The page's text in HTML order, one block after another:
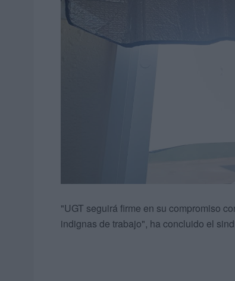
"UGT seguirá firme en su compromiso
indignas de trabajo", ha concluido el